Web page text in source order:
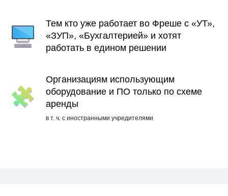
Тем кто уже работает во Фреше с «УТ»,
«ЗУП», «Бухгалтерией» и хотят
работать в едином решении
Организациям использующим
оборудование и ПО только по схеме
аренды
в т. ч. с иностранными учредителями